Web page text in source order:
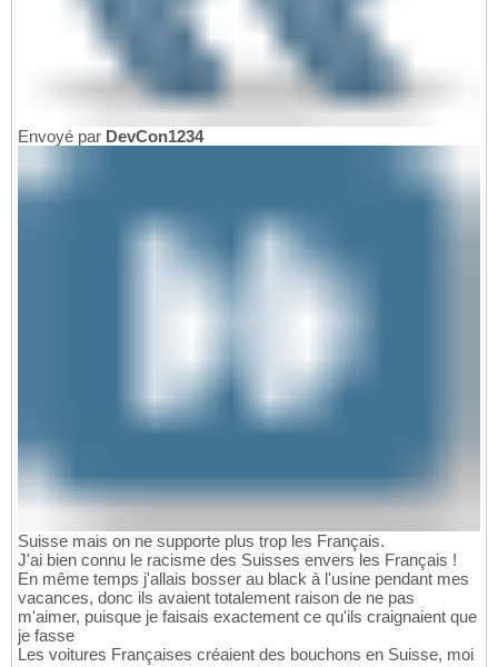
Envoyé par DevCon1234
Suisse mais on ne supporte plus trop les Français.
J'ai bien connu le racisme des Suisses envers les Français !
En même temps j'allais bosser au black à l'usine pendant mes
vacances, donc ils avaient totalement raison de ne pas
m'aimer, puisque je faisais exactement ce qu'ils craignaient que
je fasse
Les voitures Françaises créaient des bouchons en Suisse, moi